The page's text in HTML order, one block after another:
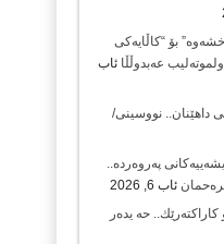
بۆ “کاڵایەکی
عەبدوڵڵا ئاب
داهێنان.. نووسینی/
پەروەردە..
ئاب 6, 2026
كاراكتەرێك.. حه یدەر